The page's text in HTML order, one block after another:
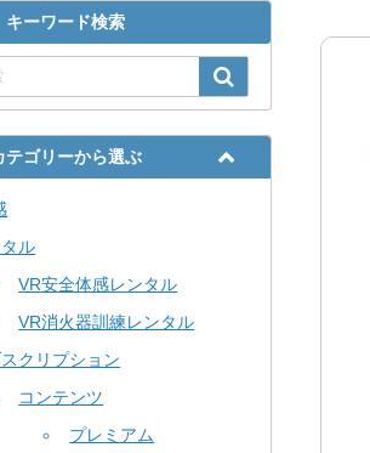
キーワード検索
テゴリーから選ぶ
ル
VR安全体感レンタル
VR消火器訓練レンタル
クリプション
コンテンツ
プレミアム